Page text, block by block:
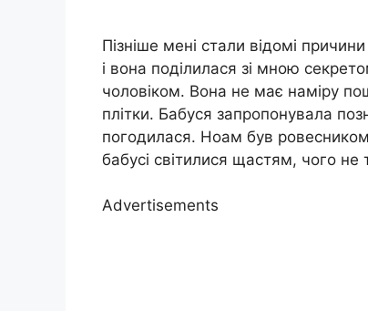
Пізніше мені стали відомі
і вона поділилася зі мною
чоловіком. Вона не має наміру
плітки. Бабуся запропонувала
погодилася. Ноам був ровесником
бабусі світилися щастям, чого
Advertisements